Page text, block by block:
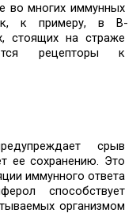
во многих иммунных
к примеру, в В-
стоящих на страже
рецепторы к
срыв
ее сохранению. Это
иммунного ответа
способствует
организмом